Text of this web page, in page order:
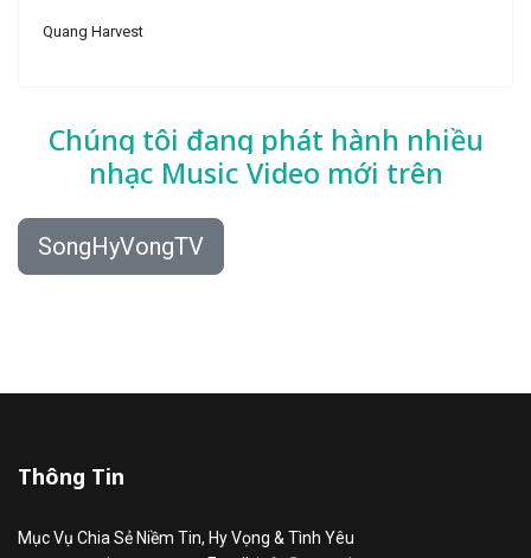
Quang Harvest
Chúng tôi đang phát hành nhiều
nhạc Music Video mới trên
SongHyVongTV
Thông Tin
Mục Vụ Chia Sẻ Niềm Tin, Hy Vọng & Tình Yêu